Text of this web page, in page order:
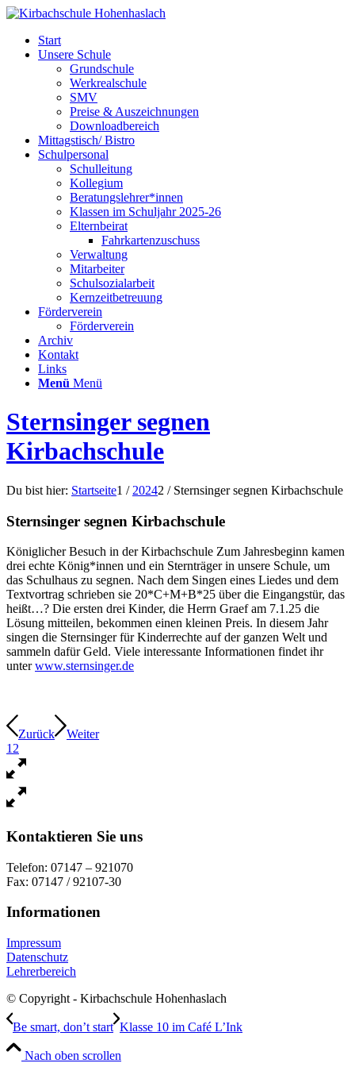
Start
Unsere Schule
Grundschule
Werkrealschule
SMV
Preise & Auszeichnungen
Downloadbereich
Mittagstisch/ Bistro
Schulpersonal
Schulleitung
Kollegium
Beratungslehrer*innen
Klassen im Schuljahr 2025-26
Elternbeirat
Fahrkartenzuschuss
Verwaltung
Mitarbeiter
Schulsozialarbeit
Kernzeitbetreuung
Förderverein
Förderverein
Archiv
Kontakt
Links
Menü Menü
Sternsinger segnen
Kirbachschule
Du bist hier: Startseite1 / 20242 / Sternsinger segnen Kirbachschule
Sternsinger segnen Kirbachschule
Königlicher Besuch in der Kirbachschule Zum Jahresbeginn kamen
drei echte König*innen und ein Sternträger in unsere Schule, um
das Schulhaus zu segnen. Nach dem Singen eines Liedes und dem
Textvortrag schrieben sie 20*C+M+B*25 über die Eingangstür, das
heißt…? Die ersten drei Kinder, die Herrn Graef am 7.1.25 die
Lösung mitteilen, bekommen einen kleinen Preis. In diesem Jahr
singen die Sternsinger für Kinderrechte auf der ganzen Welt und
sammeln dafür Geld. Viele interessante Informationen findet ihr
unterwww.sternsinger.de
Zurück
Weiter
1 2
Kontaktieren Sie uns
Telefon: 07147 – 921070
Fax: 07147 / 92107-30
Informationen
Impressum
Datenschutz
Lehrerbereich
© Copyright - Kirbachschule Hohenhaslach
Be smart, don’t start Klasse 10 im Café L’Ink
Nach oben scrollen